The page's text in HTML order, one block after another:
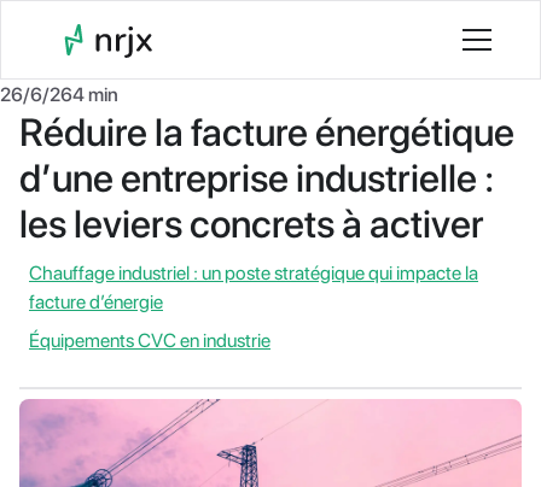
26/6/264 min
Réduire la facture énergétique
d’une entreprise industrielle :
les leviers concrets à activer
Chauffage industriel : un poste stratégique qui impacte la
facture d’énergie
Équipements CVC en industrie